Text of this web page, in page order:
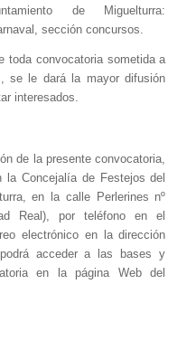
de Miguelturra:
sección concursos.
toda convocatoria sometida a
se le dará la mayor difusión
interesados.
de la presente convocatoria,
la Concejalía de Festejos del
en la calle Perlerines nº
Real), por teléfono en el
electrónico en la dirección
podrá acceder a las bases y
en la página Web del